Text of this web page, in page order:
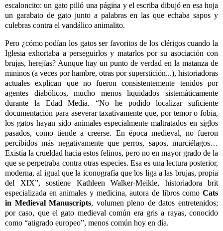
escaloncito: un gato pilló una página y el escriba dibujó en esa hoja
un garabato de gato junto a palabras en las que echaba sapos y
culebras contra el vandálico animalito.
Pero ¿cómo podían los gatos ser favoritos de los clérigos cuando la
Iglesia exhortaba a perseguirlos y matarlos por su asociación con
brujas, herejías? Aunque hay un punto de verdad en la matanza de
mininos (a veces por hambre, otras por superstición...), historiadoras
actuales explican que no fueron consistentemente tenidos por
agentes diabólicos, mucho menos liquidados sistemáticamente
durante la Edad Media. “No he podido localizar suficiente
documentación para aseverar taxativamente que, por temor o fobia,
los gatos hayan sido animales especialmente maltratados en siglos
pasados, como tiende a creerse. En época medieval, no fueron
percibidos más negativamente que perros, sapos, murciélagos…
Existía la crueldad hacia estos felinos, pero no en mayor grado de la
que se perpetraba contra otras especies. Esa es una lectura posterior,
moderna, al igual que la iconografía que los liga a las brujas, propia
del XIX”, sostiene Kathleen Walker-Meikle, historiadora brit
especializada en animales y medicina, autora de libros como Cats
in Medieval Manuscripts, volumen pleno de datos entretenidos;
por caso, que el gato medieval común era gris a rayas, conocido
como “atigrado europeo”, menos común hoy en día.